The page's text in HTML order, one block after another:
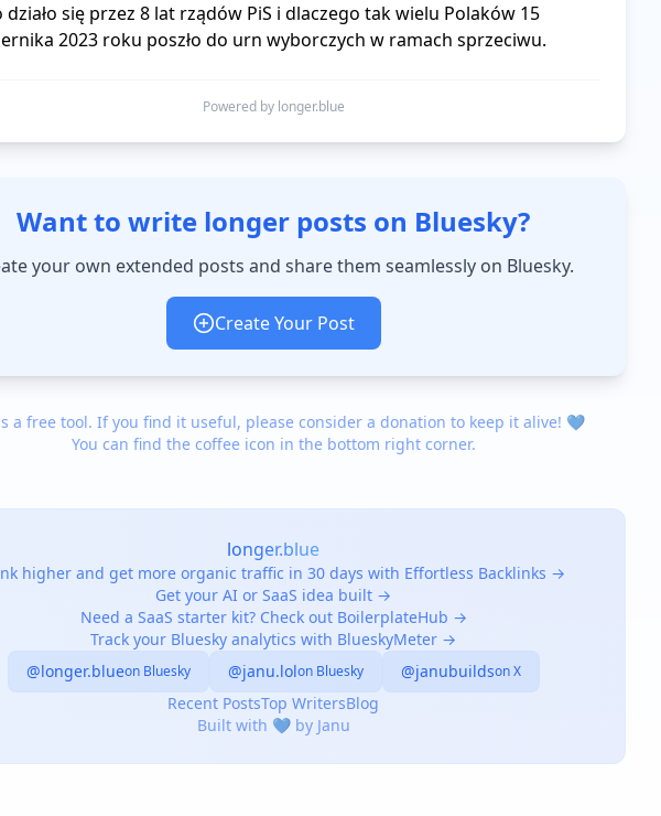
działo się przez 8 lat rządów PiS i dlaczego tak wielu Polaków 15
2023 roku poszło do urn wyborczych w ramach sprzeciwu.
Powered by longer.blue
Want to write longer posts on Bluesky?
your own extended posts and share them seamlessly on Bluesky.
Create Your Post
a free tool. If you find it useful, please consider a donation to keep it alive! 💙
You can find the coffee icon in the bottom right corner.
longer.blue
higher and get more organic traffic in 30 days with Effortless Backlinks →
Get your AI or SaaS idea built →
Need a SaaS starter kit? Check out BoilerplateHub →
Track your Bluesky analytics with BlueskyMeter →
@longer.blueon Bluesky @janu.lolon Bluesky @janubuildson X
Recent PostsTop WritersBlog
Built with 💙 by Janu